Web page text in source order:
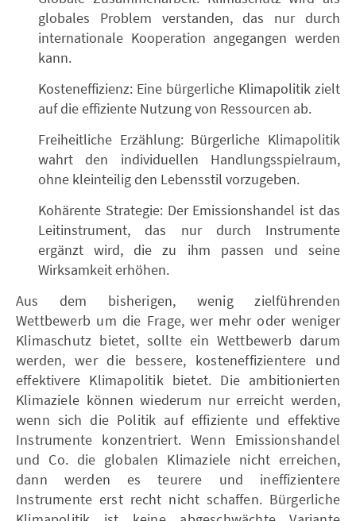
globales Problem verstanden, das nur durch
internationale Kooperation angegangen werden
kann.
Kosteneffizienz: Eine bürgerliche Klimapolitik zielt
auf die effiziente Nutzung von Ressourcen ab.
Freiheitliche Erzählung: Bürgerliche Klimapolitik
wahrt den individuellen Handlungsspielraum,
ohne kleinteilig den Lebensstil vorzugeben.
Kohärente Strategie: Der Emissionshandel ist das
Leitinstrument, das nur durch Instrumente
ergänzt wird, die zu ihm passen und seine
Wirksamkeit erhöhen.
Aus dem bisherigen, wenig zielführenden
Wettbewerb um die Frage, wer mehr oder weniger
Klimaschutz bietet, sollte ein Wettbewerb darum
werden, wer die bessere, kosteneffizientere und
effektivere Klimapolitik bietet. Die ambitionierten
Klimaziele können wiederum nur erreicht werden,
wenn sich die Politik auf effiziente und effektive
Instrumente konzentriert. Wenn Emissionshandel
und Co. die globalen Klimaziele nicht erreichen,
dann werden es teurere und ineffizientere
Instrumente erst recht nicht schaffen. Bürgerliche